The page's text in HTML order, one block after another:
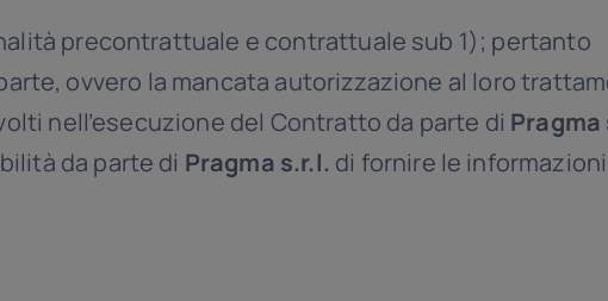
precontrattuale e contrattuale sub 1); pertanto
ovvero la mancata autorizzazione al loro
nell’esecuzione del Contratto da parte di Pragma
da parte di Pragma s.r.l. di fornire le